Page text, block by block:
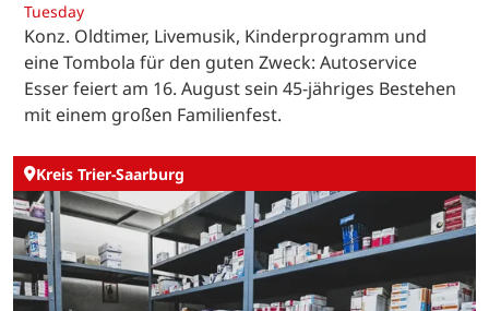
Tuesday
Konz. Oldtimer, Livemusik, Kinderprogramm und
eine Tombola für den guten Zweck: Autoservice
Esser feiert am 16. August sein 45-jähriges Bestehen
mit einem großen Familienfest.
Kreis Trier-Saarburg